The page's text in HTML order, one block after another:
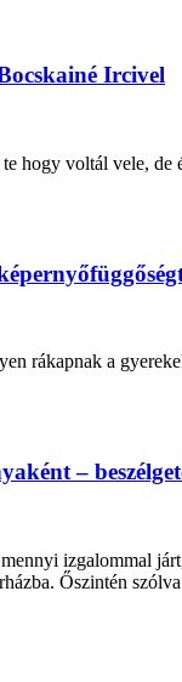
Ircivel
hogy voltál vele, de
rákapnak a
–
izgalommal
Őszintén